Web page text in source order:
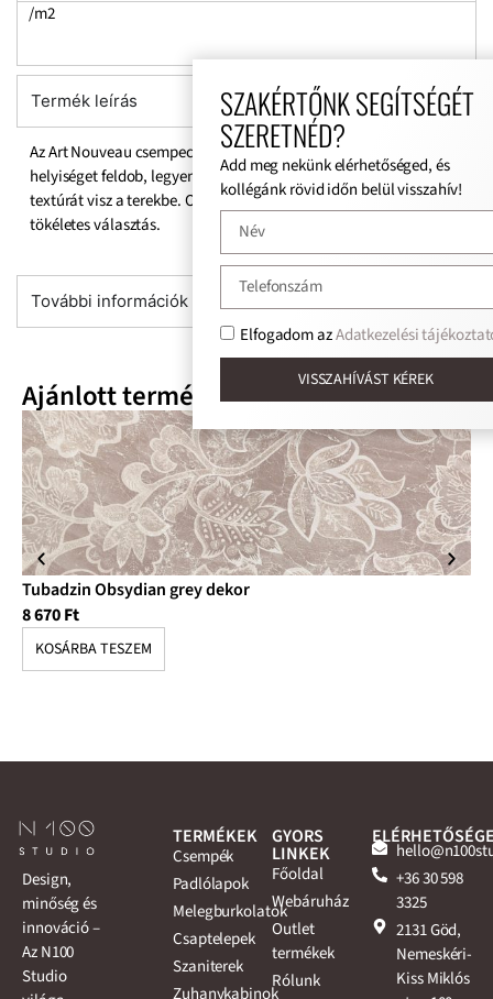
/m2
Termék leírás
Az Art Nouveau csempecsalád egyedi mintavilágával bármilyen
helyiséget feldob, legyen az beltér vagy kültér. Fényt, mozgást és
textúrát visz a terekbe. Optimista és színes egyéniségeknek
tökéletes választás.
További információk
Ajánlott termékek
Tubadzin Obsydian grey dekor
8 670Ft
KOSÁRBA TESZEM
Design,
minőség és
innováció –
Az N100
Studio
TERMÉKEK
Csempék
Padlólapok
Melegburkolatok
Csaptelepek
Szaniterek
GYORS
LINKEK
Főoldal
Webáruház
Outlet
termékek
Rólunk
+36 30 598
3325
2131 Göd,
Nemeskéri-
Kiss Miklós
SZAKÉRTŐNK SEGÍTSÉGÉT
SZERETNÉD?
Add meg nekünk elérhetőséged, és
kollégánk rövid időn belül visszahív!
Elfogadom azAdatkezelési
VISSZAHÍVÁST KÉREK